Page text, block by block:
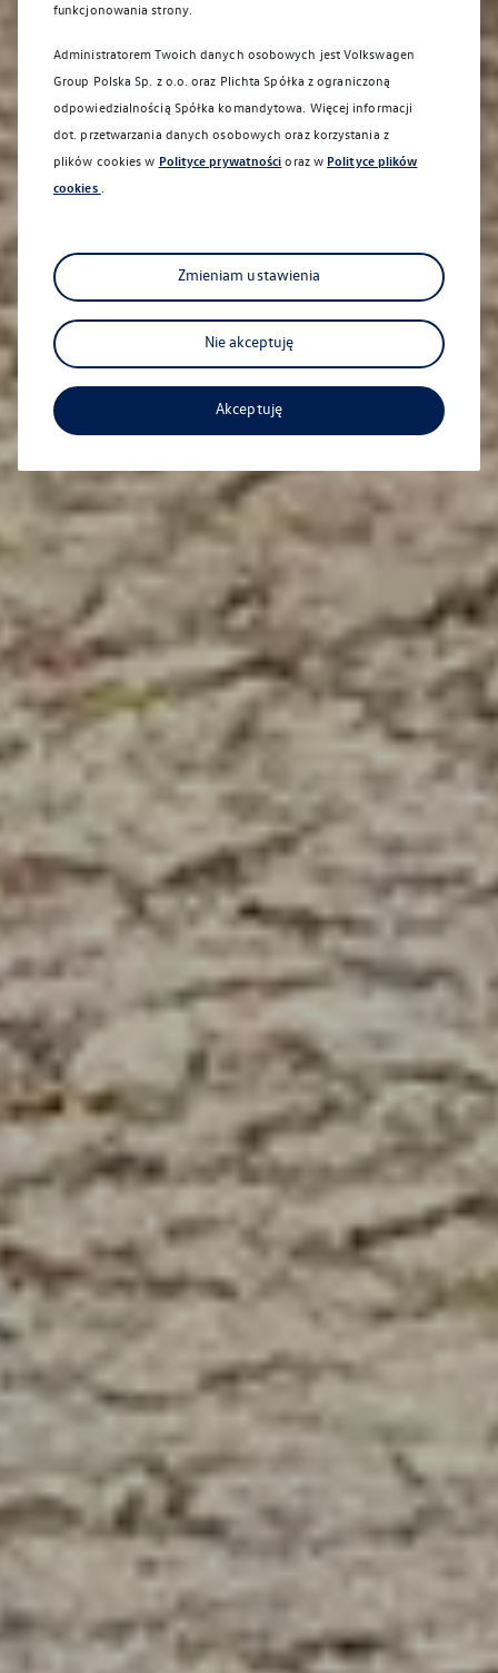
funkcjonowania strony.
Administratorem Twoich danych osobowych jest Volkswagen
Group Polska Sp. z o.o. oraz Plichta Spółka z ograniczoną
odpowiedzialnością Spółka komandytowa. Więcej informacji
dot. przetwarzania danych osobowych oraz korzystania z
plików cookies w Polityce prywatności oraz w Polityce plików
cookies .
Zmieniam ustawienia
Nie akceptuję
Akceptuję